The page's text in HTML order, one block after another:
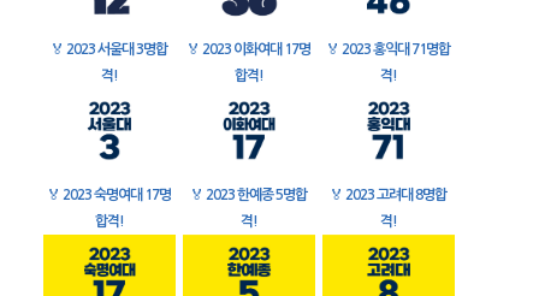
🏅 2023 서울대 3명합
격!
🏅 2023 이화여대 17명
합격!
🏅 2023 홍익대 71명합
격!
🏅 2023 숙명여대 17명
합격!
🏅 2023 한예종 5명합
격!
🏅 2023 고려대 8명합
격!